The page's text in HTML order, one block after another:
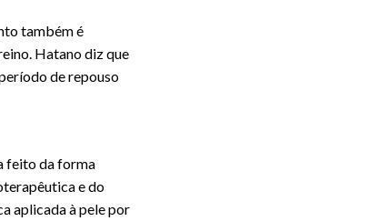
também é
Hatano diz que
de repouso
feito da forma
e do
aplicada à pele por